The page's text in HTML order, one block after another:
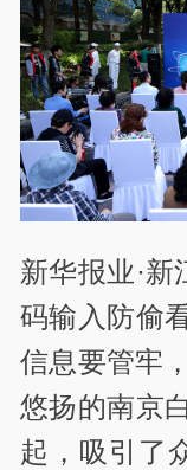
新华报业·新
码输入防偷
信息要管牢
悠扬的南京
起，吸引了